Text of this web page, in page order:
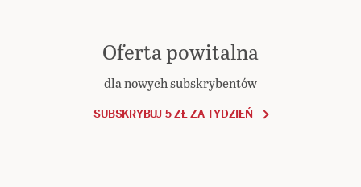
Oferta powitalna
dla nowych subskrybentów
SUBSKRYBUJ 5 ZŁ ZA TYDZIEŃ